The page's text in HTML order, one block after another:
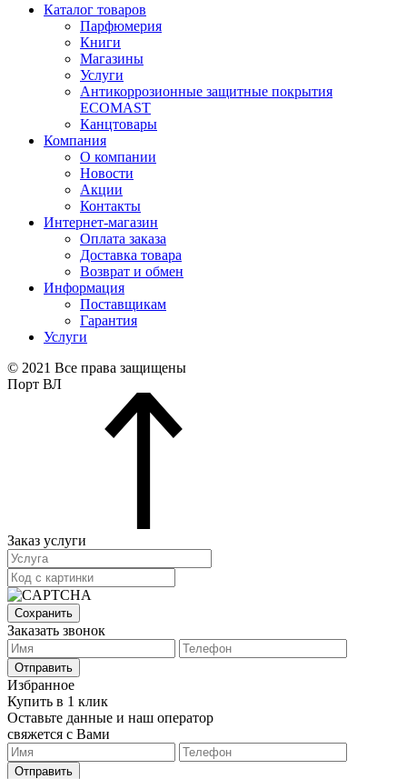
Каталог товаров
Парфюмерия
Книги
Магазины
Услуги
Антикоррозионные защитные покрытия
ECOMAST
Канцтовары
Компания
О компании
Новости
Акции
Контакты
Интернет-магазин
Оплата заказа
Доставка товара
Возврат и обмен
Информация
Поставщикам
Гарантия
Услуги
© 2021 Все права защищены
Порт ВЛ
Заказ услуги
Сохранить
Заказать звонок
Отправить
Избранное
Купить в 1 клик
Оставьте данные и наш оператор
свяжется с Вами
Отправить